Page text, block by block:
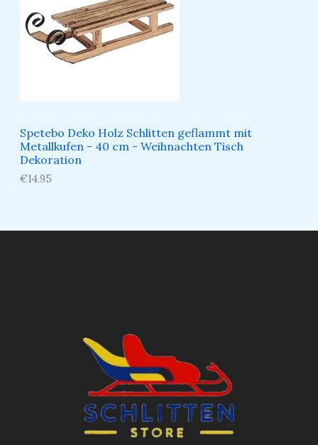
Spetebo Deko Holz Schlitten geflammt mit
Metallkufen - 40 cm - Weihnachten Tisch
Dekoration
€14.95